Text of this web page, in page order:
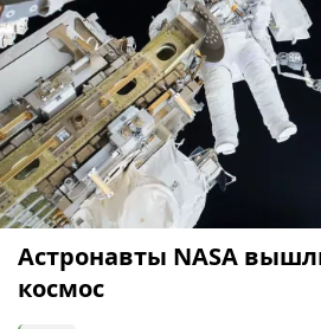
Астронавты NASA
космос